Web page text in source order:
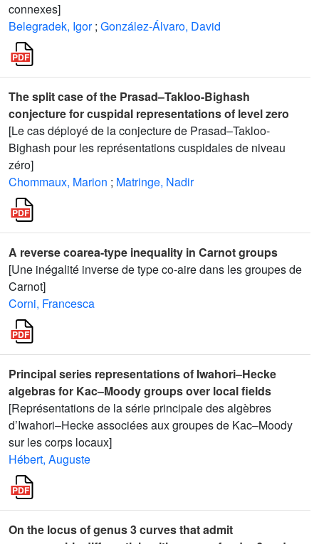
connexes]
Belegradek, Igor ; González-Álvaro, David
The split case of the Prasad–Takloo-Bighash
conjecture for cuspidal representations of level zero
[Le cas déployé de la conjecture de Prasad–Takloo-
Bighash pour les représentations cuspidales de niveau
zéro]
Chommaux, Marion ; Matringe, Nadir
A reverse coarea-type inequality in Carnot groups
[Une inégalité inverse de type co-aire dans les groupes de
Carnot]
Corni, Francesca
Principal series representations of Iwahori–Hecke
algebras for Kac–Moody groups over local fields
[Représentations de la série principale des algèbres
d’Iwahori–Hecke associées aux groupes de Kac–Moody
sur les corps locaux]
Hébert, Auguste
On the locus of genus 3 curves that admit